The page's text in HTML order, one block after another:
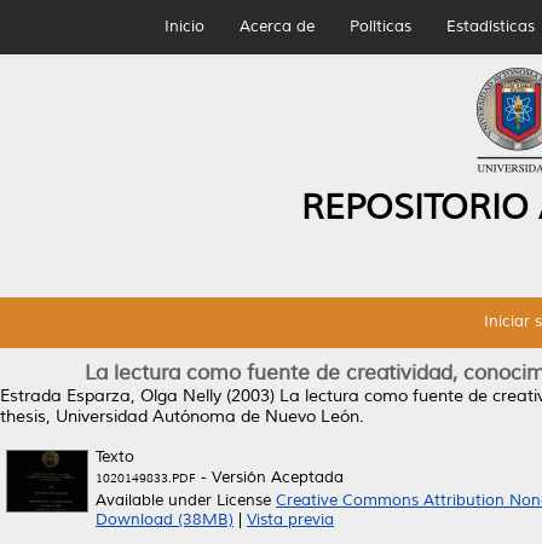
Inicio Acerca de Políticas Estadísticas
Iniciar
La lectura como fuente de creatividad,
Estrada Esparza, Olga Nelly (2003) La lectura como fuente de
thesis, Universidad Autónoma de Nuevo León.
Texto
1020149833.PDF - Versión Aceptada
Available under License Creative Commons Attribution
Download (38MB)
Vista previa